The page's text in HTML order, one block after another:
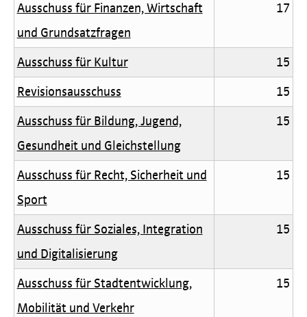
Ausschuss für Finanzen, Wirtschaft
und Grundsatzfragen
17
Ausschuss für Kultur
15
Revisionsausschuss
15
Ausschuss für Bildung, Jugend,
Gesundheit und Gleichstellung
15
Ausschuss für Recht, Sicherheit und
Sport
15
Ausschuss für Soziales, Integration
und Digitalisierung
15
Ausschuss für Stadtentwicklung,
Mobilität und Verkehr
15